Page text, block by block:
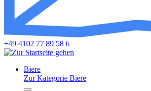
+49 4102 77 89 58 6
Biere
Zur Kategorie Biere